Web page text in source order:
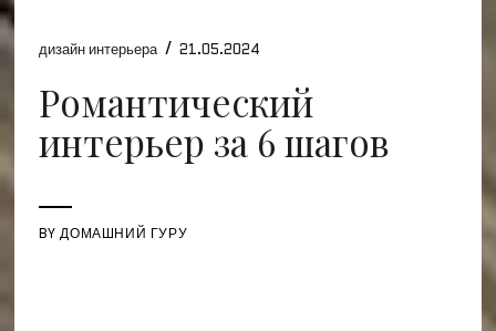
дизайн интерьера / 21.05.2024
Романтический
интерьер за 6 шагов
BYДОМАШНИЙ ГУРУ